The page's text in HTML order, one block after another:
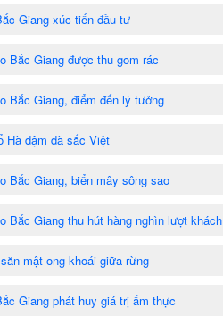
Giang xúc tiến đầu tư
Bắc Giang được thu gom rác
Bắc Giang, điểm đến lý tưởng
Hà đậm đà sắc Việt
Bắc Giang, biển mây sông sao
Bắc Giang thu hút hàng nghìn lượt khách
mật ong khoái giữa rừng
Giang phát huy giá trị ẩm thực